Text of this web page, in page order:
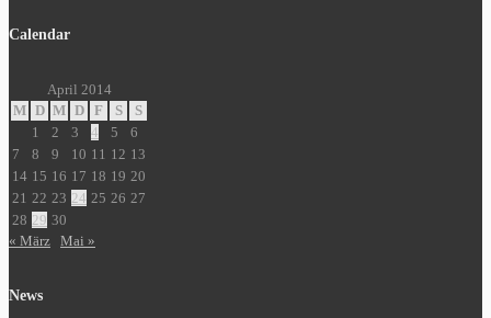
Calendar
April 2014
M D M D F S
S
1
2 3 4 5
6
7
8 9 10 11 12 13
14 15 16 17 18 19 20
21 22 23 24 25 26 27
28 29 30
« März Mai »
News